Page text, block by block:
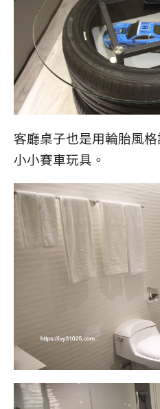
客廳桌子也是用輪胎風
小小賽車玩具。